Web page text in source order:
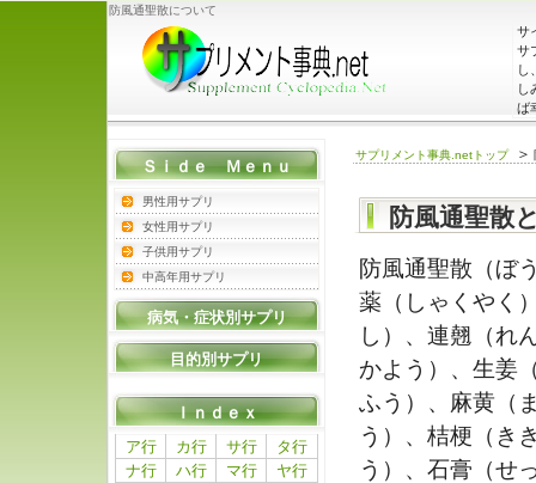
防風通聖散について
サ
サ
し
し
ば
サプリメント事典.netトップ ＞
防風通聖散
防風通聖散（ぼ
薬（しゃくやく
し）、連翹（れ
かよう）、生姜
ふう）、麻黄（
う）、桔梗（き
う）、石膏（せ
Ｓｉｄｅ Ｍｅｎｕ
男性用サプリ
女性用サプリ
子供用サプリ
中高年用サプリ
病気・症状別サプリ
目的別サプリ
Ｉｎｄｅｘ
ア行 カ行 サ行
タ行
ナ行
ハ行 マ行
ヤ行